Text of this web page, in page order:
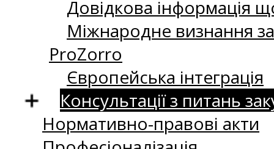
Довідкова інформація
Міжнародне визнання
ProZorro
Європейська інтеграція
Консультації з питань
Нормативно-правові акти